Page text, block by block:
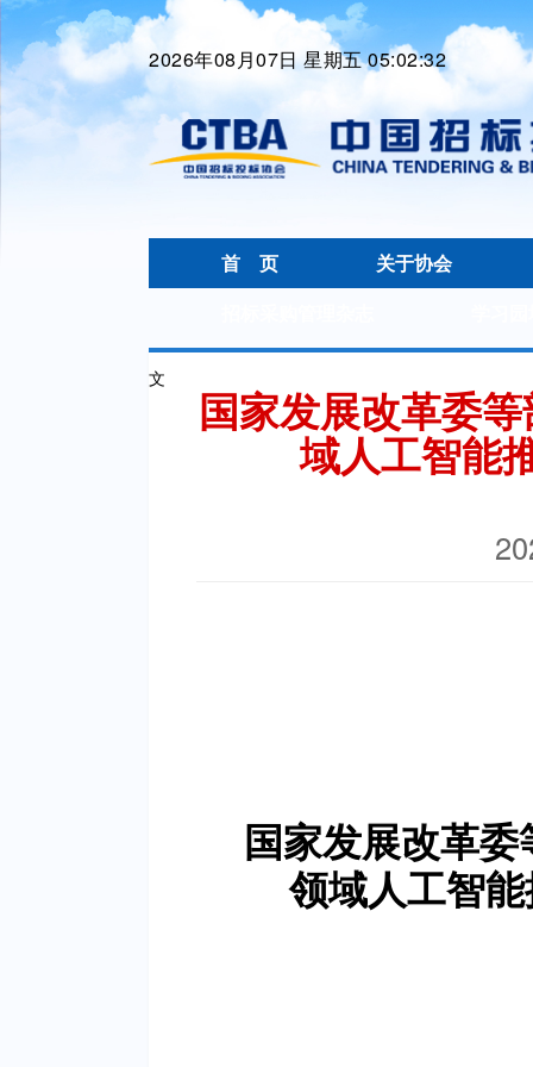
2026年08月07日 星期五 05:02:33
首 页
关于协会
文
国家发展改革委
域人工智能
国家发展改革
领域人工智